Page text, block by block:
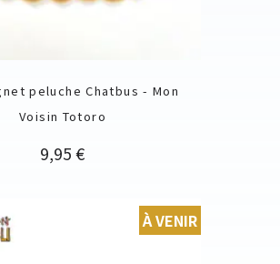
peluche Chatbus - Mon
Voisin Totoro
Prix
9,95 €
À VENIR